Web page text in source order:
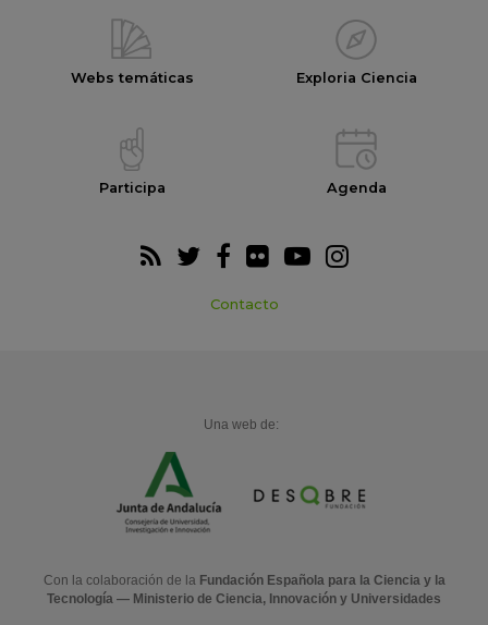
Webs temáticas Exploria Ciencia
Participa Agenda
Contacto
Una web de:
Con la colaboración de la Fundación Española para la Ciencia y la
Tecnología — Ministerio de Ciencia, Innovación y Universidades